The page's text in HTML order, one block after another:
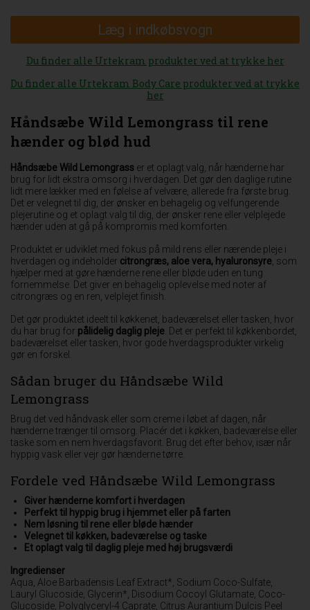
Læg i indkøbsvogn
Du finder alle Urtekram produkter ved at trykke her
Du finder alle Urtekram Body Care produkter ved at trykke
her
Håndsæbe Wild Lemongrass til rene
hænder og blød hud
Håndsæbe Wild Lemongrass er et oplagt valg, når hænderne har
brug for lidt ekstra omsorg i hverdagen. Det gør den daglige rutine
lidt mere lækker med en følelse af velvære, allerede fra første brug.
Det er velegnet til dig, der ønsker en behagelig og velfungerende
plejerutine og et oplagt valg til dig, der ønsker rene eller velplejede
hænder uden at gå på kompromis med komforten.
Produktet er udviklet med fokus på mild rens eller nærende pleje i
hverdagen og indeholder citrongræs, aloe vera, hyaluronsyre , som
hjælper med at gøre hænderne rene eller bløde uden en tung
fornemmelse. Det giver en behagelig oplevelse med noter af
citrongræs og en ren, velplejet finish.
Det gør produktet ideelt til køkkenet, badeværelset eller tasken, hvor
du har brug for pålidelig daglig pleje . Det er perfekt til køkkenbordet,
badeværelset eller tasken, hvor gode hverdagsprodukter virkelig
gør en forskel.
Sådan bruger du Håndsæbe Wild
Lemongrass
Brug det ved håndvask eller som creme i løbet af dagen, når
hænderne trænger til omsorg. Placér det i køkken, badeværelse eller
taske som en nem hverdagsfavorit. Brug det efter behov, især når
hyppig vask eller vejr gør hænderne tørre.
Fordele ved Håndsæbe Wild Lemongrass
Giver hænderne komfort i hverdagen
Perfekt til hyppig brug i hjemmet eller på farten
Nem løsning til rene eller bløde hænder
Velegnet til køkken, badeværelse og taske
Et oplagt valg til daglig pleje med høj brugsværdi
Ingredienser
Aqua, Aloe Barbadensis Leaf Extract*, Sodium Coco-Sulfate,
Lauryl Glucoside, Glycerin*, Disodium Cocoyl Glutamate, Coco-
Glucoside, Polyglyceryl-4 Caprate, Citrus Aurantium Dulcis Peel